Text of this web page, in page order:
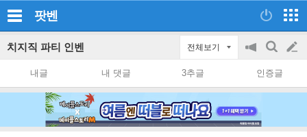
팟벤
치지직 파티 인벤 전체보기
공
on/off
검
색
글
쓰
내글 내 댓글 3추글 인증글